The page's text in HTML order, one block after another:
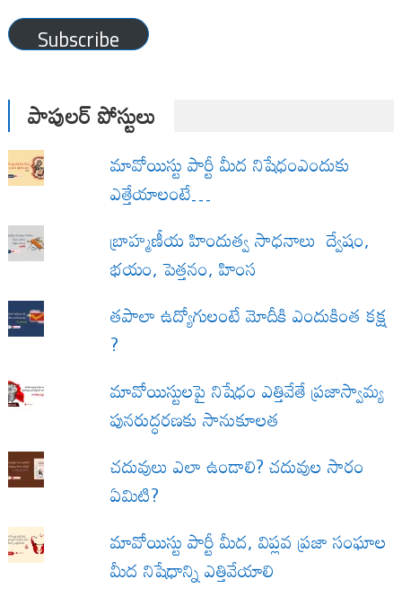
Subscribe
పాపులర్ పోస్టులు
మావోయిస్టు పార్టీ మీద నిషేధంఎందుకు
ఎత్తేయాలంటే…
బ్రాహ్మణీయ హిందుత్వ సాధనాలు ద్వేషం,
భయం, పెత్తనం, హింస
త‌పాలా ఉద్యోగులంటే మోదీకి ఎందుకింత కక్ష
?
మావోయిస్టులపై నిషేధం ఎత్తివేతే ప్రజాస్వామ్య
పునరుద్ధరణకు సానుకూలత
చదువులు ఎలా ఉండాలి? చదువుల సారం
ఏమిటి?
మావోయిస్టు పార్టీ మీద, విప్లవ ప్రజా సంఘాల
మీద నిషేధాన్ని ఎత్తివేయాలి